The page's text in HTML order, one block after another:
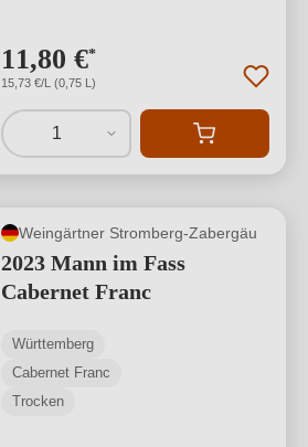
11,80 €*
15,73 €/L (0,75 L)
1
Weingärtner Stromberg-Zabergäu
2023 Mann im Fass
Cabernet Franc
Württemberg
Cabernet Franc
Trocken